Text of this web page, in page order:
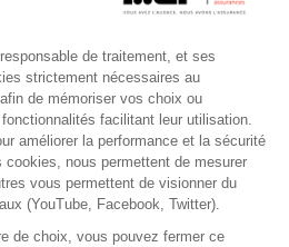
de traitement, et ses
strictement nécessaires au
de mémoriser vos choix ou
facilitant leur utilisation.
améliorer la performance et la sécurité
nous permettent de mesurer
vous permettent de visionner du
(YouTube, Facebook, Twitter).
de choix, vous pouvez fermer ce